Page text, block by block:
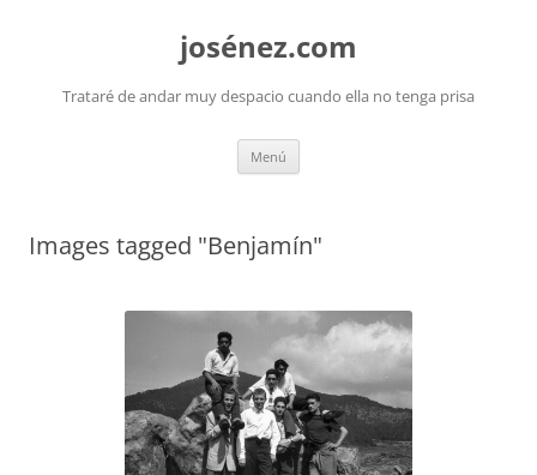
josénez.com
Trataré de andar muy despacio cuando ella no tenga prisa
Menú
Images tagged "Benjamín"